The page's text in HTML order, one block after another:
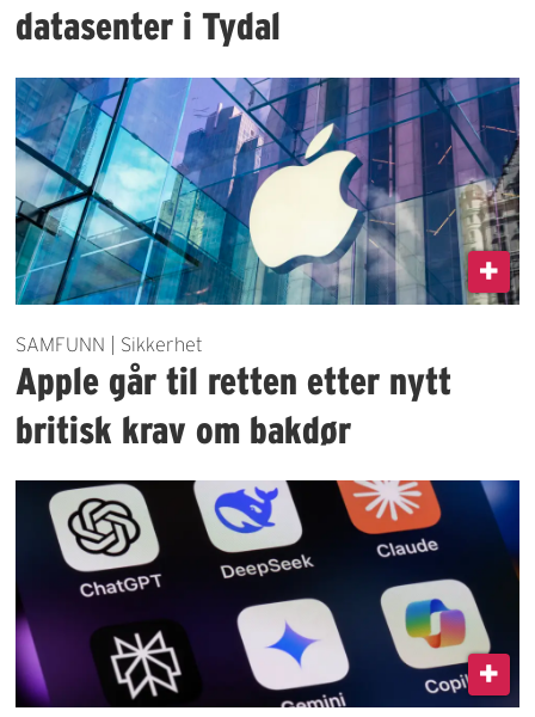
datasenter i Tydal
SAMFUNN | Sikkerhet
Apple går til retten etter nytt
britisk krav om bakdør